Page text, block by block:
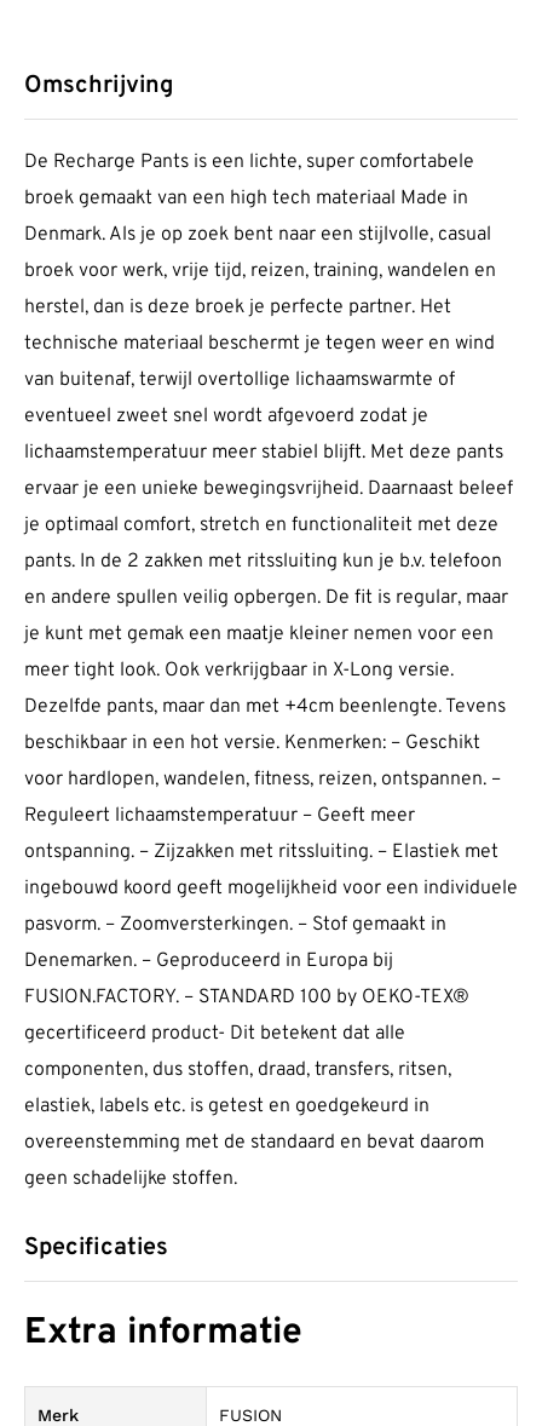
Omschrijving
De Recharge Pants is een lichte, super comfortabele
broek gemaakt van een high tech materiaal Made in
Denmark. Als je op zoek bent naar een stijlvolle, casual
broek voor werk, vrije tijd, reizen, training, wandelen en
herstel, dan is deze broek je perfecte partner. Het
technische materiaal beschermt je tegen weer en wind
van buitenaf, terwijl overtollige lichaamswarmte of
eventueel zweet snel wordt afgevoerd zodat je
lichaamstemperatuur meer stabiel blijft. Met deze pants
ervaar je een unieke bewegingsvrijheid. Daarnaast beleef
je optimaal comfort, stretch en functionaliteit met deze
pants. In de 2 zakken met ritssluiting kun je b.v. telefoon
en andere spullen veilig opbergen. De fit is regular, maar
je kunt met gemak een maatje kleiner nemen voor een
meer tight look. Ook verkrijgbaar in X-Long versie.
Dezelfde pants, maar dan met +4cm beenlengte. Tevens
beschikbaar in een hot versie. Kenmerken: – Geschikt
voor hardlopen, wandelen, fitness, reizen, ontspannen. –
Reguleert lichaamstemperatuur – Geeft meer
ontspanning. – Zijzakken met ritssluiting. – Elastiek met
ingebouwd koord geeft mogelijkheid voor een individuele
pasvorm. – Zoomversterkingen. – Stof gemaakt in
Denemarken. – Geproduceerd in Europa bij
FUSION.FACTORY. – STANDARD 100 by OEKO-TEX®
gecertificeerd product- Dit betekent dat alle
componenten, dus stoffen, draad, transfers, ritsen,
elastiek, labels etc. is getest en goedgekeurd in
overeenstemming met de standaard en bevat daarom
geen schadelijke stoffen.
Specificaties
Extra informatie
Merk FUSION